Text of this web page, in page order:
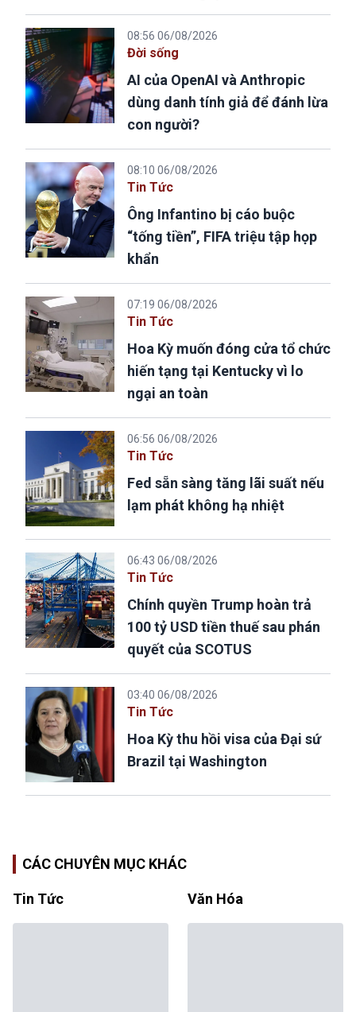
08:56 06/08/2026
Đời sống
AI của OpenAI và Anthropic
dùng danh tính giả để đánh lừa
con người?
08:10 06/08/2026
Tin Tức
Ông Infantino bị cáo buộc
“tống tiền”, FIFA triệu tập họp
khẩn
07:19 06/08/2026
Tin Tức
Hoa Kỳ muốn đóng cửa tổ chức
hiến tạng tại Kentucky vì lo
ngại an toàn
06:56 06/08/2026
Tin Tức
Fed sẵn sàng tăng lãi suất nếu
lạm phát không hạ nhiệt
06:43 06/08/2026
Tin Tức
Chính quyền Trump hoàn trả
100 tỷ USD tiền thuế sau phán
quyết của SCOTUS
03:40 06/08/2026
Tin Tức
Hoa Kỳ thu hồi visa của Đại sứ
Brazil tại Washington
CÁC CHUYÊN MỤC KHÁC
Tin Tức Văn Hóa